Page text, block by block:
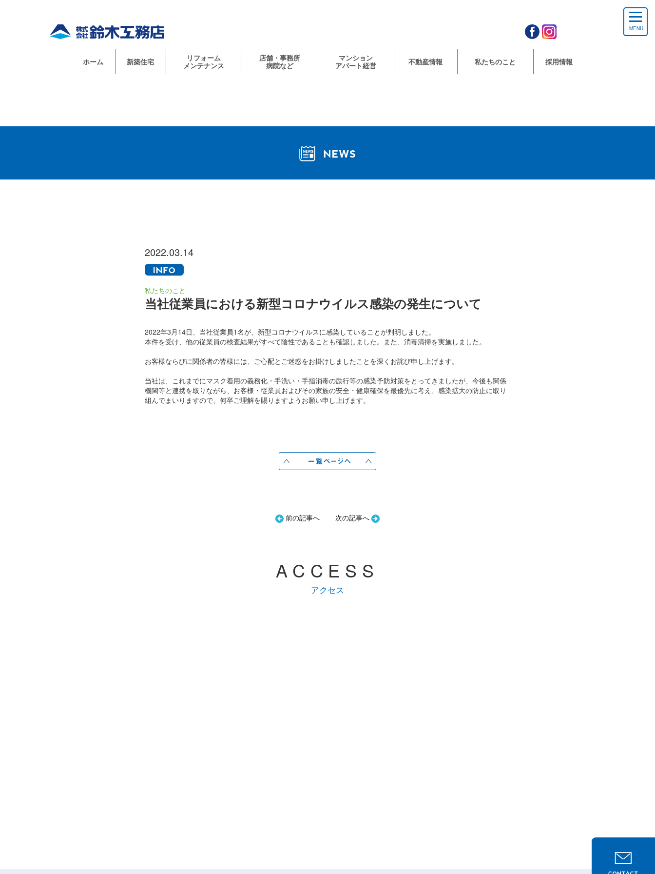
ホーム 新築住宅
リフォーム
メンテナンス
店舗・事務所
病院など
マンション
アパート経営
不動産情報 私たちのこと 採用情報
MENU
2022.03.14
私たちのこと
当社従業員における新型コロナウイルス感染の発生について
2022年3月14日、当社従業員1名が、新型コロナウイルスに感染していることが判明しました。
本件を受け、他の従業員の検査結果がすべて陰性であることも確認しました。また、消毒清掃を実施しました。
お客様ならびに関係者の皆様には、ご心配とご迷惑をお掛けしましたことを深くお詫び申し上げます。
当社は、これまでにマスク着用の義務化・手洗い・手指消毒の励行等の感染予防対策をとってきましたが、今後も関係
機関等と連携を取りながら、お客様・従業員およびその家族の安全・健康確保を最優先に考え、感染拡大の防止に取り
組んでまいりますので、何卒ご理解を賜りますようお願い申し上げます。
前の記事へ 次の記事へ
ACCESS
アクセス